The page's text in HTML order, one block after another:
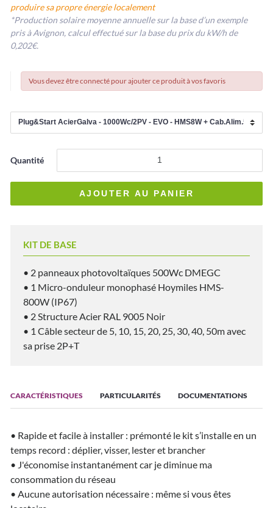
CARACTÉRISTIQUES PARTICULARITÉS DOCUMENTATIONS
• Rapide et facile à installer : prémonté le kit s’installe en un
temps record : déplier, visser, lester et brancher
• J'économise instantanément car je diminue ma
consommation du réseau
• Aucune autorisation nécessaire : même si vous êtes
produire sa propre énergie localement
*Production solaire moyenne annuelle sur la base d’un exemple
pris à Avignon, calcul effectué sur la base du prix du kW/h de
0,202€.
Vous devez être connecté pour ajouter ce produit à vos favoris
Quantité
KIT DE BASE
• 2 panneaux photovoltaïques 500Wc DMEGC
• 1 Micro-onduleur monophasé Hoymiles HMS-
800W (IP67)
• 2 Structure Acier RAL 9005 Noir
• 1 Câble secteur de 5, 10, 15, 20, 25, 30, 40, 50m avec
sa prise 2P+T